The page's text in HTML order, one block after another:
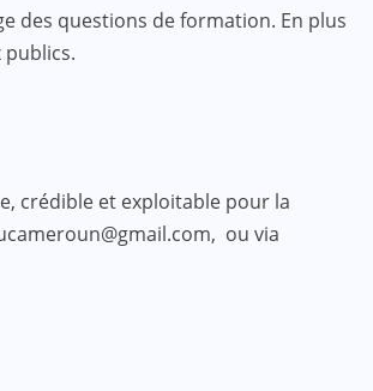
des questions de formation. En plus
publics.
crédible et exploitable pour la
ou via